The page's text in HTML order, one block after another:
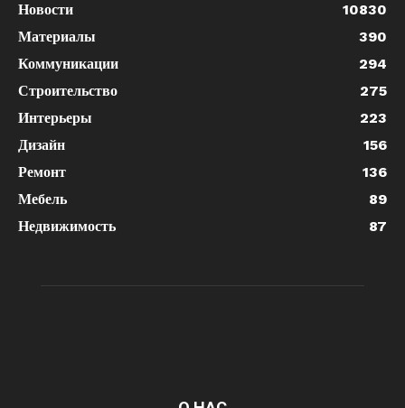
Новости
10830
Материалы
390
Коммуникации
294
Строительство
275
Интерьеры
223
Дизайн
156
Ремонт
136
Мебель
89
Недвижимость
87